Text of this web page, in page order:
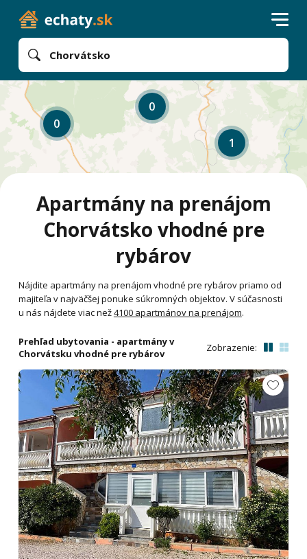
Chorvátsko
0
0
1
Apartmány na prenájom
Chorvátsko vhodné pre
rybárov
Nájdite apartmány na prenájom vhodné pre rybárov priamo od
majiteľa v najväčšej ponuke súkromných objektov. V súčasnosti
u nás nájdete viac než4100 apartmánov na prenájom.
Prehľad ubytovania - apartmány v
Chorvátsku vhodné pre rybárov
Zobrazenie: